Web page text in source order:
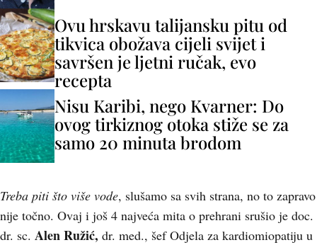
Ovu hrskavu talijansku pitu od
tikvica obožava cijeli svijet i
savršen je ljetni ručak, evo
recepta
Nisu Karibi, nego Kvarner: Do
ovog tirkiznog otoka stiže se za
samo 20 minuta brodom
Treba piti što više vode, slušamo sa svih strana, no to zapravo
nije točno. Ovaj i još 4 najveća mita o prehrani srušio je doc.
dr. sc. Alen Ružić, dr. med., šef Odjela za kardiomiopatiju u